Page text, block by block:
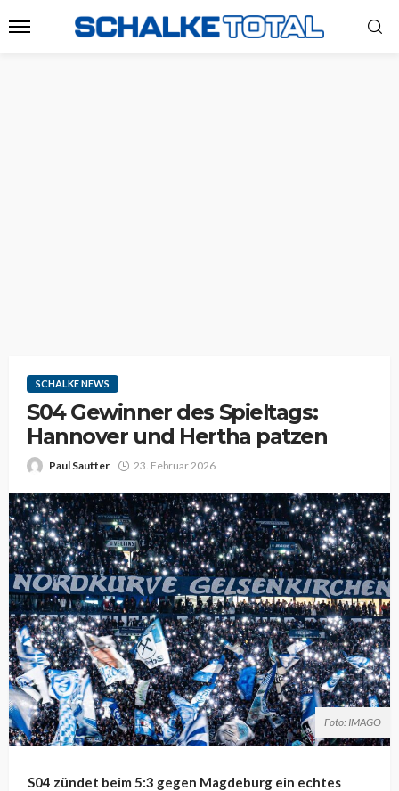
SCHALKE NEWS
S04 Gewinner des Spieltags:
Hannover und Hertha patzen
Paul Sautter 23. Februar 2026
Foto: IMAGO
S04 zündet beim 5:3 gegen Magdeburg ein echtes